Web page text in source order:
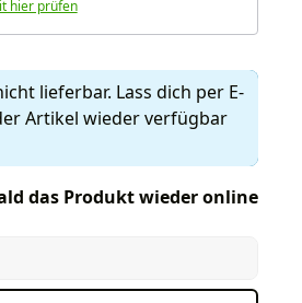
hier prüfen
lieferbar. Lass dich per E-
Artikel wieder verfügbar
das Produkt wieder online